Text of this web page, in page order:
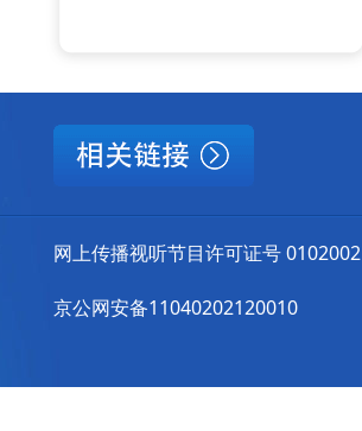
网上传播视听节目许可证号 0102002
京公网安备11040202120010